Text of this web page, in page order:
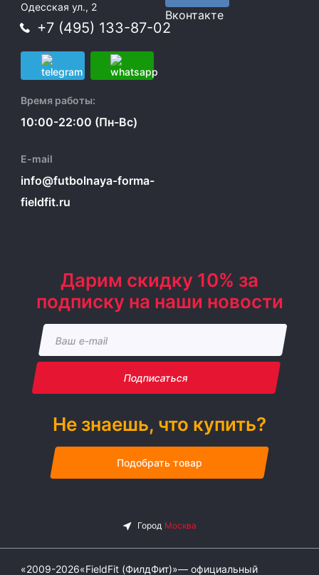
Одесская ул., 2
+7 (495) 133-87-02
Время работы:
10:00-22:00 (Пн-Вс)
E-mail
info@futbolnaya-forma-
fieldfit.ru
Вконтакте
Дарим скидку 10% за
подписку на наши новости
Подписаться
Не знаешь, что купить?
Подобрать товар
«2009-2026«FieldFit (ФилдФит)»— официальный